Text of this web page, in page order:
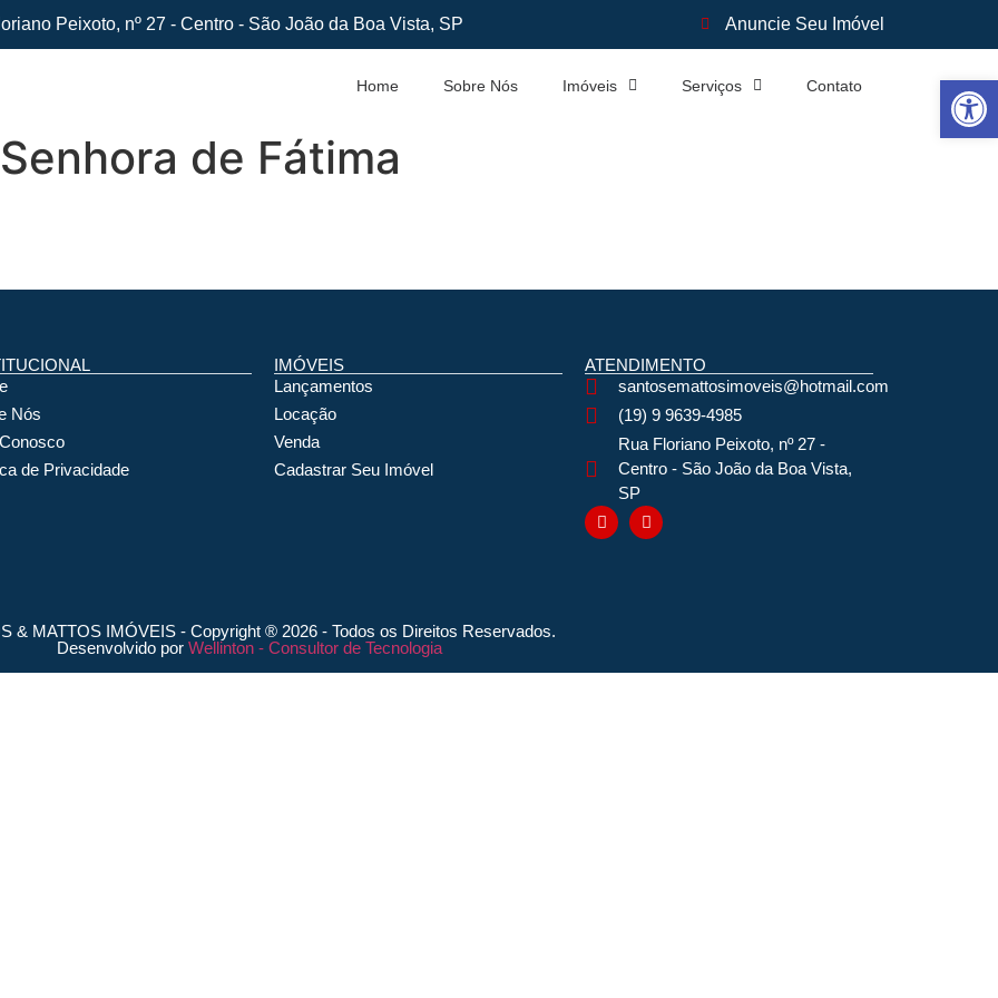
Peixoto, nº 27 - Centro - São João da Boa Vista, SP Anuncie Seu Imóvel
Home Sobre Nós Imóveis Serviços Contato
de Fátima
Nós
de Privacidade
IMÓVEIS
Lançamentos
Locação
Venda
Cadastrar Seu Imóvel
ATENDIMENTO
santosemattosimoveis@hotmail.com
(19) 9 9639-4985
Rua Floriano Peixoto, nº 27 -
Centro - São João da Boa Vista,
SP
& MATTOS IMÓVEIS - Copyright ® 2026 - Todos os Direitos Reservados.
Desenvolvido por Wellinton - Consultor de Tecnologia
Abrir